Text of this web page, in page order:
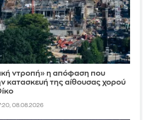
ντροπή» η απόφαση που
κατασκευή της αίθουσας χορού
08.08.2026